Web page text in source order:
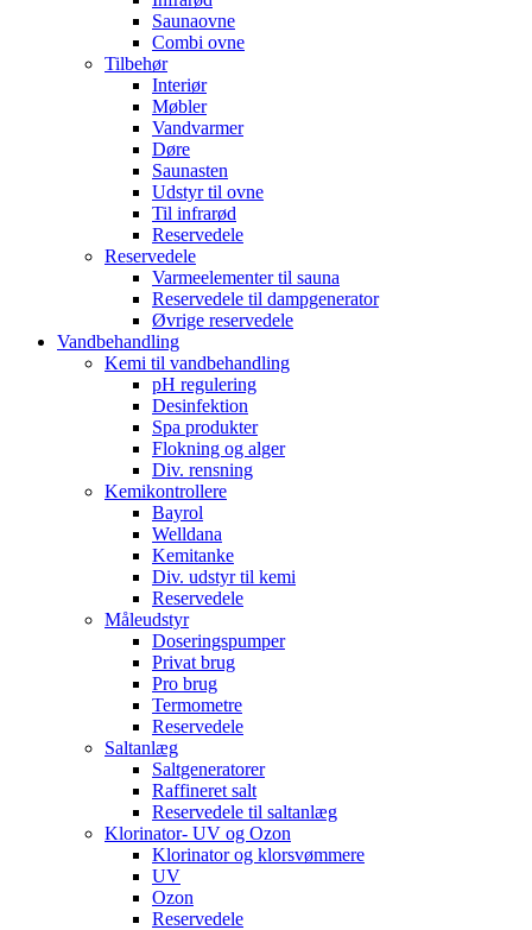
Saunaovne
Combi ovne
Tilbehør
Interiør
Møbler
Vandvarmer
Døre
Saunasten
Udstyr til ovne
Til infrarød
Reservedele
Reservedele
Varmeelementer til sauna
Reservedele til dampgenerator
Øvrige reservedele
Vandbehandling
Kemi til vandbehandling
pH regulering
Desinfektion
Spa produkter
Flokning og alger
Div. rensning
Kemikontrollere
Bayrol
Welldana
Kemitanke
Div. udstyr til kemi
Reservedele
Måleudstyr
Doseringspumper
Privat brug
Pro brug
Termometre
Reservedele
Saltanlæg
Saltgeneratorer
Raffineret salt
Reservedele til saltanlæg
Klorinator- UV og Ozon
Klorinator og klorsvømmere
UV
Ozon
Reservedele